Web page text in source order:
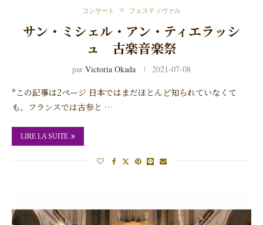
コンサート フェスティヴァル
サン・ミシェル・アン・ティエラッシ
ュ 古楽音楽祭
par Victoria Okada 2021-07-08
*この記事は2ページ 日本ではまだほとんど知られていなくて
も、フランスでは古参と …
LIRE LA SUITE